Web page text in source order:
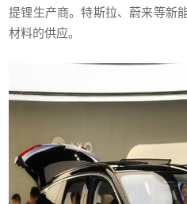
提锂生产商。特斯拉、蔚来等新
材料的供应。